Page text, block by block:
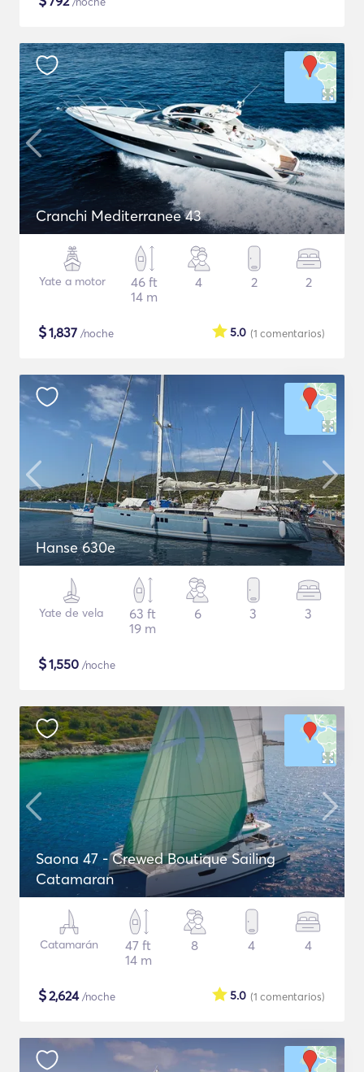
Cranchi Mediterranee 43
Yate a motor
46 ft
14 m
4 2 2
$1,837 /noche (1 comentarios)
5.0
Hanse 630e
Yate de vela
63 ft
19 m
6 3 3
$1,550 /noche
Saona 47 - Crewed Boutique Sailing
Catamaran
Catamarán
47 ft
14 m
8 4 4
$2,624/noche (1 comentarios)
5.0